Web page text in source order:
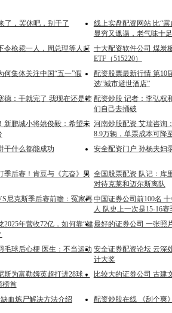
了，罢休吧，别干了
线上实盘配资网站 比“
显穷又邋遢，老气味十足
令枪毙一人，周总理等人赶 十大配资软件公司 煤炭
ETF（515220）
集体关注中国“五一”假
配资股票最新行情 第10
选“城市避世酒店”
德：干就完了 我现在还是带 配资炒股 记者：李弘权
们自己去捅破
新鹏城小将姚俊毅：希望未 河南炒股配资 艾瑞咨询
8.9万辆，单票成本可降
干什么都能成功
安全配资门户 孙杨夫妇
季后赛！肯豆与《亢奋》男 全国股票配资 队记：库
对待克莱和迈尔斯离队
尼克斯季后赛前瞻：冤家再中国证券公司前100名
人 队史上一次是15-16赛
年营收72亿，如何靠“健最好的证券公司 一张照
毛球后心梗 医生：不当运动 安全证券配资论坛 云深
计大奖
为富勒姆英超打进28球，
榜首
比较大的证券公司 古建
血炼尸解决方法介绍
配资炒股在线 《刮个爽